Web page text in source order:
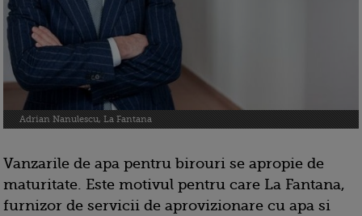
Adrian Nanulescu, La Fantana
Vanzarile de apa pentru birouri se apropie de
maturitate. Este motivul pentru care La Fantana,
furnizor de servicii de aprovizionare cu apa si